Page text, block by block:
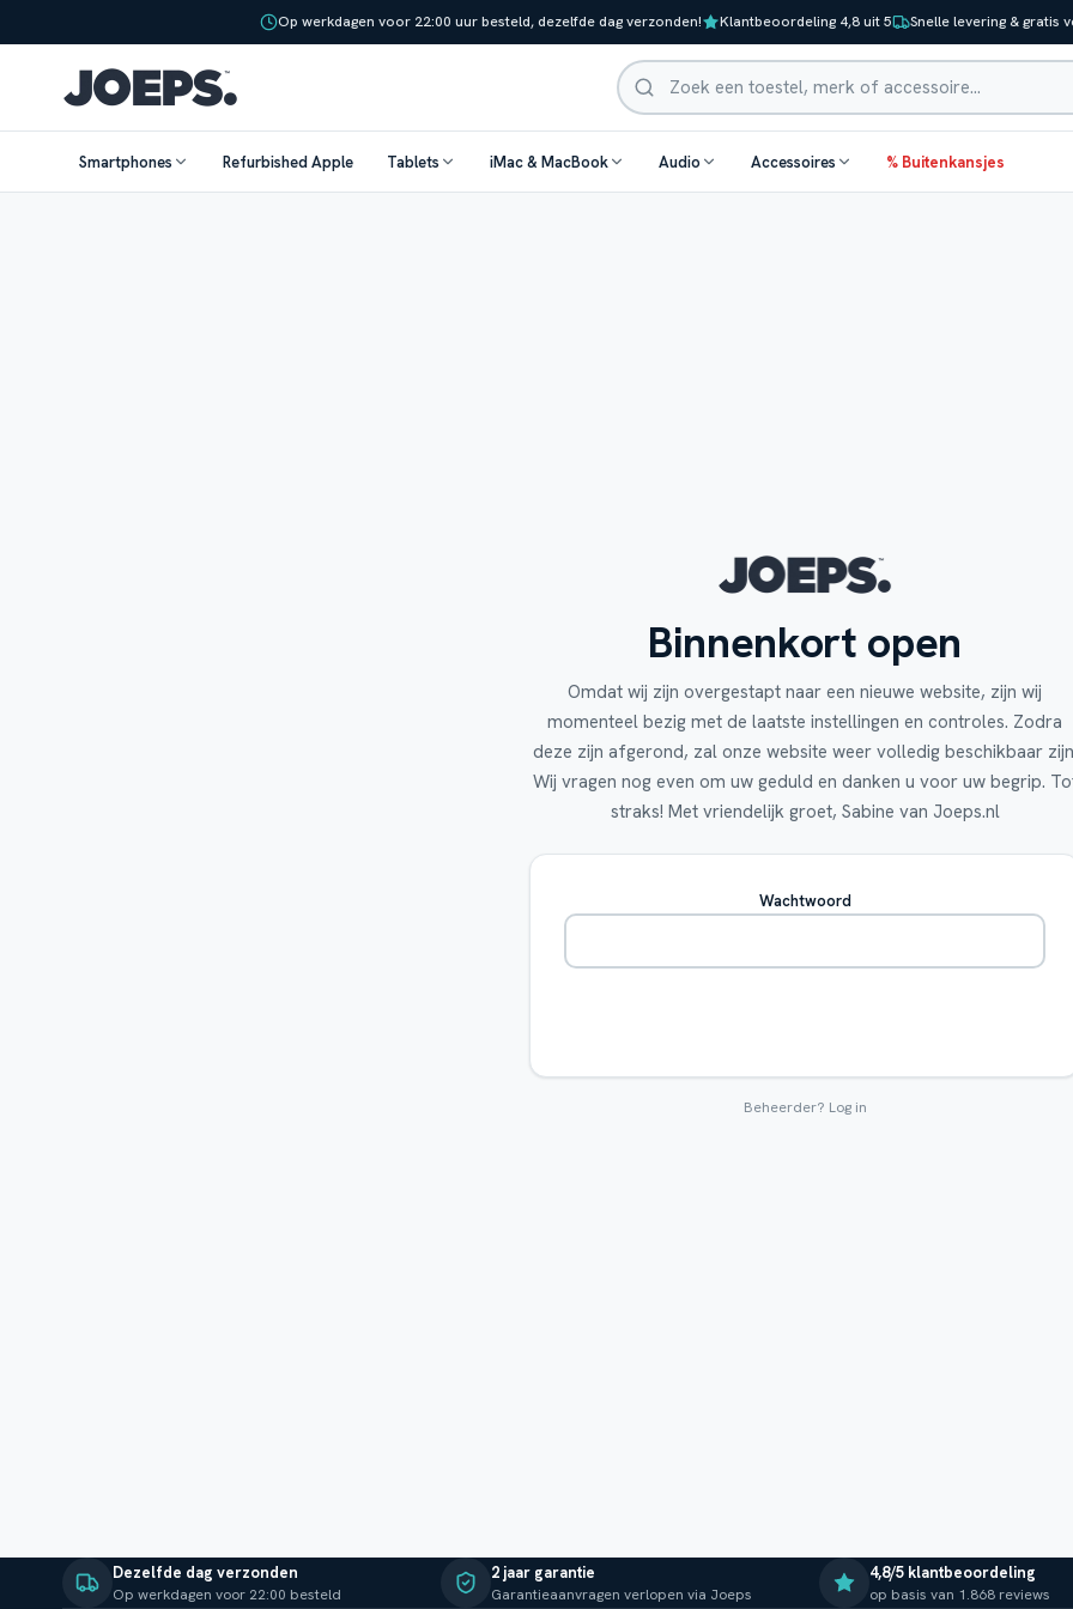
Op werkdagen voor 22:00 uur besteld, dezelfde dag verzonden! Klantbeoordeling 4,8 uit 5 Snelle levering & gratis
Zoeken
Smartphones Refurbished Apple Tablets iMac & MacBook Audio Accessoires % Buitenkansjes
Binnenkort open
Omdat wij zijn overgestapt naar een nieuwe website, zijn wij
momenteel bezig met de laatste instellingen en controles. Zodra
deze zijn afgerond, zal onze website weer volledig beschikbaar
Wij vragen nog even om uw geduld en danken u voor uw begrip.
straks! Met vriendelijk groet, Sabine van Joeps.nl
Wachtwoord
Beheerder? Log in
Dezelfde dag verzonden
Op werkdagen voor 22:00 besteld
2 jaar garantie
Garantieaanvragen verlopen via Joeps
4,8/5 klantbeoordeling
op basis van 1.868 reviews